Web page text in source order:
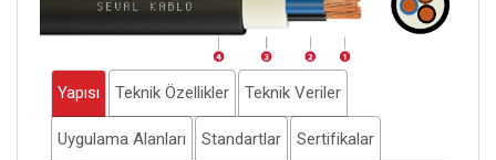
Yapısı Teknik Özellikler Teknik Veriler
Uygulama Alanları Standartlar Sertifikalar